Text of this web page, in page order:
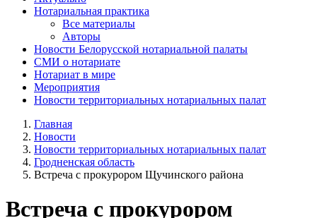
Нотариальная практика
Все материалы
Авторы
Новости Белорусской нотариальной палаты
СМИ о нотариате
Нотариат в мире
Мероприятия
Новости территориальных нотариальных палат
Главная
Новости
Новости территориальных нотариальных палат
Гродненская область
Встреча с прокурором Щучинского района
Встреча с прокурором